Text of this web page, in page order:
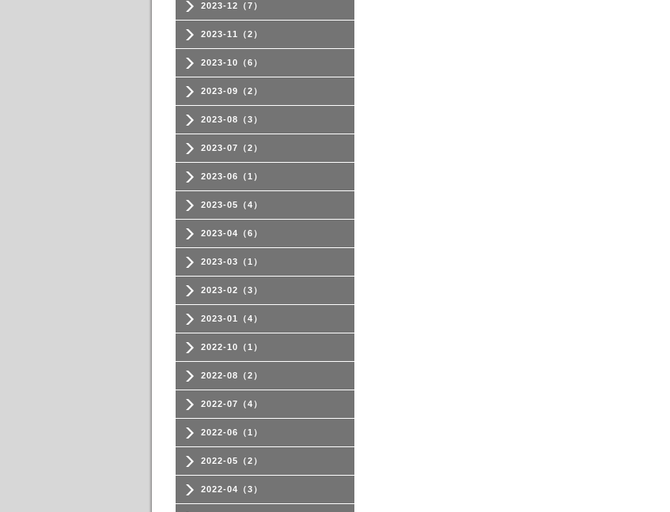
2023-12（7）
2023-11（2）
2023-10（6）
2023-09（2）
2023-08（3）
2023-07（2）
2023-06（1）
2023-05（4）
2023-04（6）
2023-03（1）
2023-02（3）
2023-01（4）
2022-10（1）
2022-08（2）
2022-07（4）
2022-06（1）
2022-05（2）
2022-04（3）